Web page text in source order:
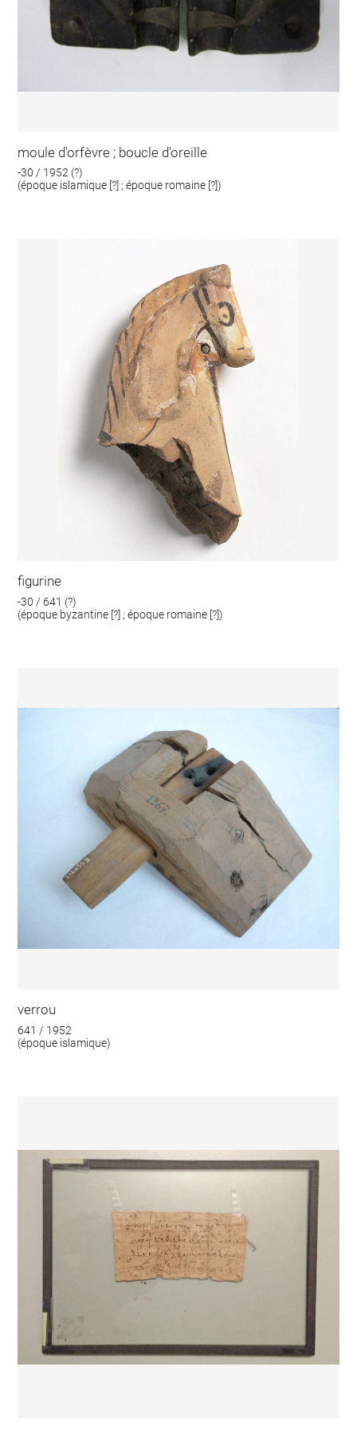
moule d'orfèvre ; boucle d'oreille
-30 / 1952 (?)
(époque islamique [?] ; époque romaine [?])
figurine
-30 / 641 (?)
(époque byzantine [?] ; époque romaine [?])
verrou
641 / 1952
(époque islamique)